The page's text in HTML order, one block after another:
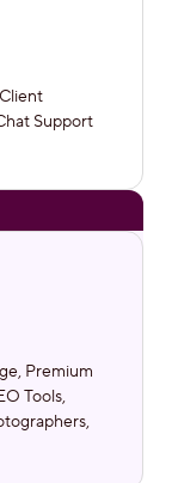
Support
Premium
Tools,